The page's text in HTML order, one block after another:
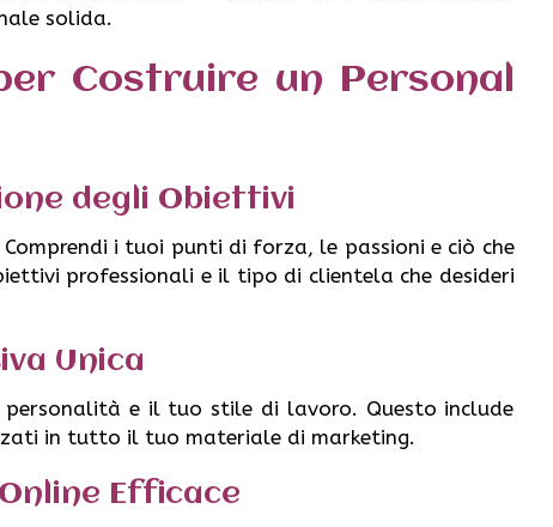
solida.
Costruire un Personal
degli Obiettivi
i tuoi punti di forza, le passioni e ciò che
professionali e il tipo di clientela che desideri
Unica
e il tuo stile di lavoro. Questo include
in tutto il tuo materiale di marketing.
Efficace